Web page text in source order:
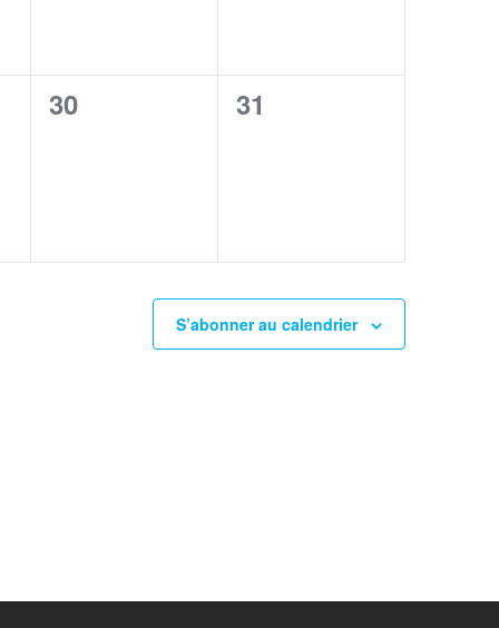
0
30
0
31
S’abonner au calendrier